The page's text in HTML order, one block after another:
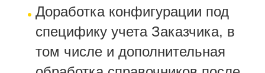
Доработка конфигурации под
специфику учета Заказчика, в
том числе и дополнительная